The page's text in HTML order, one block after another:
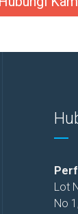
Lot
No